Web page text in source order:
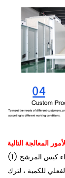
(1) كيس المرشح
للكمية ، لترك